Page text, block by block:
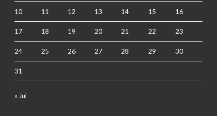
10 11 12 13 14 15 16
17 18 19 20 21 22 23
24 25 26 27 28 29 30
31
« Jul